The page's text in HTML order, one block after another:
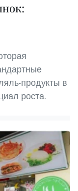
продукты в
роста.